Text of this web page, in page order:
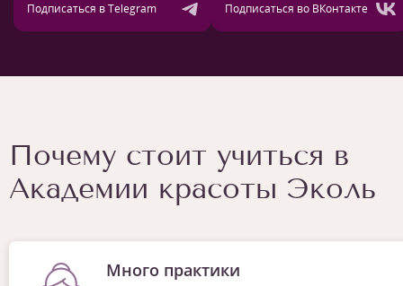
Подписаться в Telegram Подписаться во ВКонтакте
Почему стоит учиться в
Академии красоты Эколь
Много практики